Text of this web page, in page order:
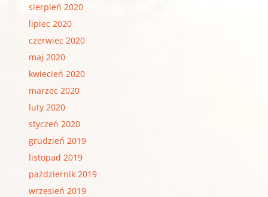
sierpień 2020
lipiec 2020
czerwiec 2020
maj 2020
kwiecień 2020
marzec 2020
luty 2020
styczeń 2020
grudzień 2019
listopad 2019
październik 2019
wrzesień 2019